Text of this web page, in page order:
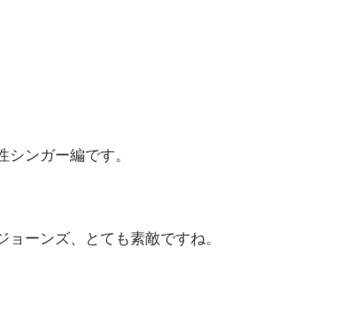
ンガー編です。
ーンズ、とても素敵ですね。